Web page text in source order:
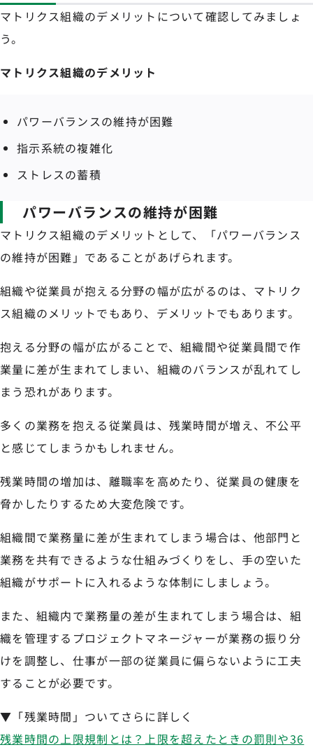
マトリクス組織のデメリットについて確認してみましょ
う。
マトリクス組織のデメリット
パワーバランスの維持が困難
指示系統の複雑化
ストレスの蓄積
パワーバランスの維持が困難
マトリクス組織のデメリットとして、「パワーバランス
の維持が困難」であることがあげられます。
組織や従業員が抱える分野の幅が広がるのは、マトリク
ス組織のメリットでもあり、デメリットでもあります。
抱える分野の幅が広がることで、組織間や従業員間で作
業量に差が生まれてしまい、組織のバランスが乱れてし
まう恐れがあります。
多くの業務を抱える従業員は、残業時間が増え、不公平
と感じてしまうかもしれません。
残業時間の増加は、離職率を高めたり、従業員の健康を
脅かしたりするため大変危険です。
組織間で業務量に差が生まれてしまう場合は、他部門と
業務を共有できるような仕組みづくりをし、手の空いた
組織がサポートに入れるような体制にしましょう。
また、組織内で業務量の差が生まれてしまう場合は、組
織を管理するプロジェクトマネージャーが業務の振り分
けを調整し、仕事が一部の従業員に偏らないように工夫
することが必要です。
▼「残業時間」ついてさらに詳しく
残業時間の上限規制とは？上限を超えたときの罰則や36